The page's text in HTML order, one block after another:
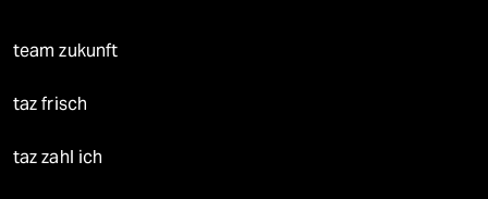
team zukunft
taz frisch
taz zahl ich